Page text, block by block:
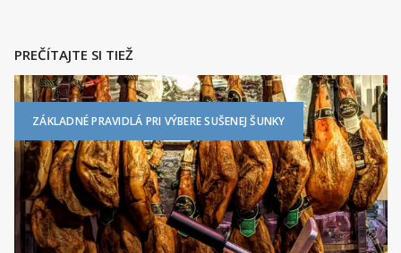
PREČÍTAJTE SI TIEŽ
ZÁKLADNÉ PRAVIDLÁ PRI VÝBERE SUŠENEJ ŠUNKY